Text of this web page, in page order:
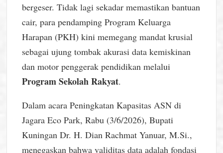
bergeser. Tidak lagi sekadar memastikan bantuan
cair, para pendamping Program Keluarga
Harapan (PKH) kini memegang mandat krusial
sebagai ujung tombak akurasi data kemiskinan
dan motor penggerak pendidikan melalui
Program Sekolah Rakyat.
Dalam acara Peningkatan Kapasitas ASN di
Jagara Eco Park, Rabu (3/6/2026), Bupati
Kuningan Dr. H. Dian Rachmat Yanuar, M.Si.,
menegaskan bahwa validitas data adalah fondasi